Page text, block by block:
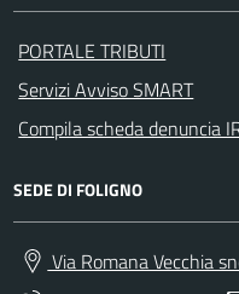
PORTALE TRIBUTI
Servizi Avviso SMART
Compila scheda denuncia
SEDE DI FOLIGNO
Via Romana Vecchia